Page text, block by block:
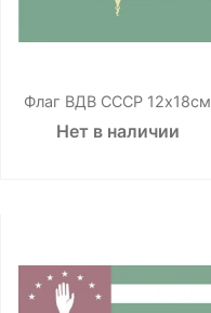
Флаг ВДВ СССР 12х18см
Нет в наличии